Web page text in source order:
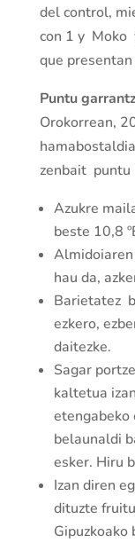
del control,
con 1 y Moko
que
Puntu
Orokorrean,
zenbait puntu
Azukre
beste 10,8
hau da,
Barietatez
ezkero,
daitezke.
Sagar
kaltetua
etengabeko
belaunaldi
esker. Hiru
Izan diren
dituzte
Gipuzkoako